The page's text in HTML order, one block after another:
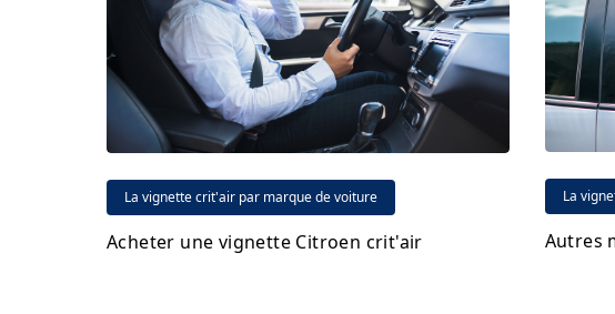
La vignette crit'air par marque de voiture
Acheter une vignette Citroen crit'air
La
Autres